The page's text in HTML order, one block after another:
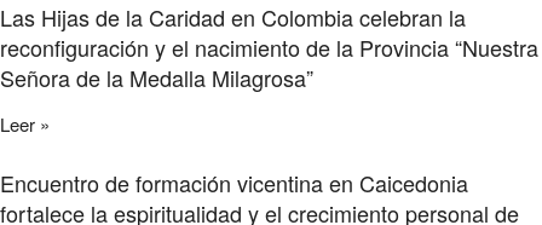
Las Hijas de la Caridad en Colombia celebran la
reconfiguración y el nacimiento de la Provincia “Nuestra
Señora de la Medalla Milagrosa”
Leer »
Encuentro de formación vicentina en Caicedonia
fortalece la espiritualidad y el crecimiento personal de